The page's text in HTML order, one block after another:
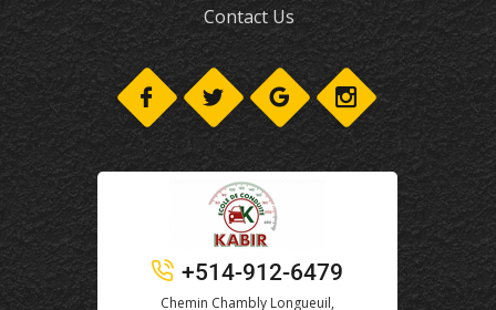
Contact Us
+514-912-6479
Chemin Chambly Longueuil,